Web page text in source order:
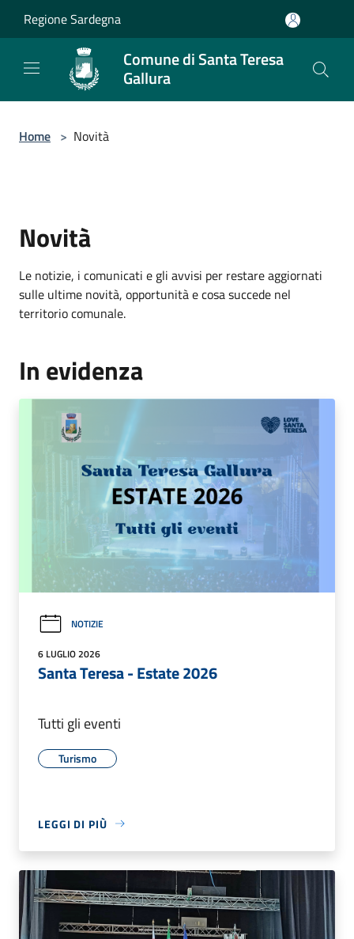
Regione Sardegna
Comune di Santa Teresa
Gallura
Home > Novità
Novità
Le notizie, i comunicati e gli avvisi per restare aggiornati
sulle ultime novità, opportunità e cosa succede nel
territorio comunale.
In evidenza
NOTIZIE
6 LUGLIO 2026
Santa Teresa - Estate 2026
Tutti gli eventi
Turismo
LEGGI DI PIÙ